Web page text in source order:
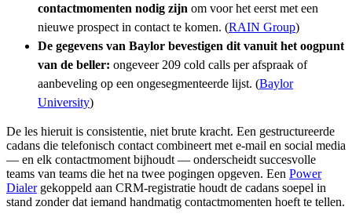
contactmomenten nodig zijn om voor het eerst met een
nieuwe prospect in contact te komen. (RAIN Group)
De gegevens van Baylor bevestigen dit vanuit het oogpunt
van de beller: ongeveer 209 cold calls per afspraak of
aanbeveling op een ongesegmenteerde lijst. (Baylor
University)
De les hieruit is consistentie, niet brute kracht. Een gestructureerde
cadans die telefonisch contact combineert met e-mail en social media
— en elk contactmoment bijhoudt — onderscheidt succesvolle
teams van teams die het na twee pogingen opgeven. Een Power
Dialergekoppeld aan CRM-registratie houdt de cadans soepel in
stand zonder dat iemand handmatig contactmomenten hoeft te tellen.